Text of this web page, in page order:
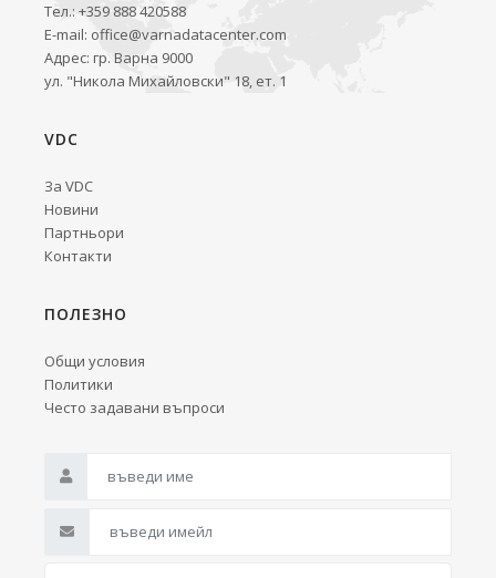
Тел.: +359 888 420588
E-mail: office@varnadatacenter.com
Адрес: гр. Варна 9000
ул. "Никола Михайловски" 18, ет. 1
VDC
За VDC
Новини
Партньори
Контакти
ПОЛЕЗНО
Общи условия
Политики
Често задавани въпроси